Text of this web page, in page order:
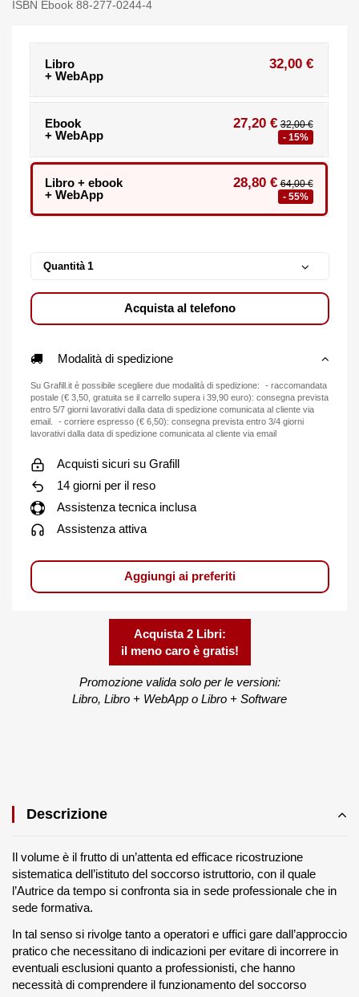
ISBN Ebook 88-277-0244-4
Libro
+ WebApp
32,00 €
Ebook
+ WebApp
27,20 € 32,00 €
- 15%
Libro + ebook
+ WebApp
28,80 € 64,00 €
- 55%
Quantità
Acquista al telefono
Modalità di spedizione
Su Grafill.it è possibile scegliere due modalità di spedizione: - raccomandata
postale (€ 3,50, gratuita se il carrello supera i 39,90 euro): consegna prevista
entro 5/7 giorni lavorativi dalla data di spedizione comunicata al cliente via
email. - corriere espresso (€ 6,50): consegna prevista entro 3/4 giorni
lavorativi dalla data di spedizione comunicata al cliente via email
Acquisti sicuri su Grafill
14 giorni per il reso
Assistenza tecnica inclusa
Assistenza attiva
Aggiungi ai preferiti
Acquista 2 Libri:
il meno caro è gratis!
Promozione valida solo per le versioni:
Libro, Libro + WebApp o Libro + Software
Descrizione
Il volume è il frutto di un’attenta ed efficace ricostruzione
sistematica dell’istituto del soccorso istruttorio, con il quale
l’Autrice da tempo si confronta sia in sede professionale che in
sede formativa.
In tal senso si rivolge tanto a operatori e uffici gare dall’approccio
pratico che necessitano di indicazioni per evitare di incorrere in
eventuali esclusioni quanto a professionisti, che hanno
necessità di comprendere il funzionamento del soccorso